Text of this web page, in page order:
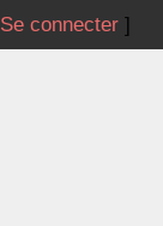
Se connecter]